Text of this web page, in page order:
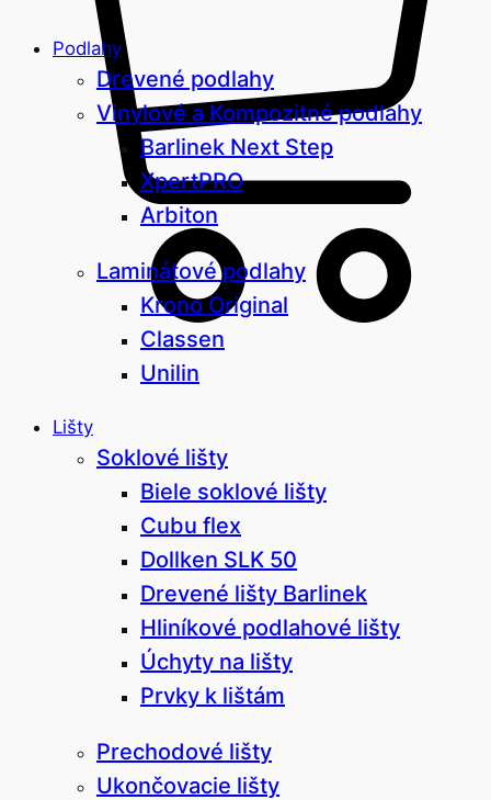
Podlahy
Drevené podlahy
Vinylové a Kompozitné podlahy
Barlinek Next Step
XpertPRO
Arbiton
Laminátové podlahy
Krono Original
Classen
Unilin
Lišty
Soklové lišty
Biele soklové lišty
Cubu flex
Dollken SLK 50
Drevené lišty Barlinek
Hliníkové podlahové lišty
Úchyty na lišty
Prvky k lištám
Prechodové lišty
Ukončovacie lišty